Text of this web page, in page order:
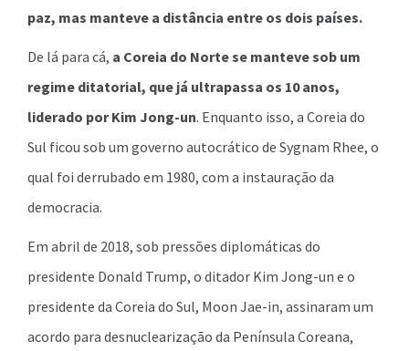
paz, mas manteve a distância entre os dois países.
De lá para cá, a Coreia do Norte se manteve sob um
regime ditatorial, que já ultrapassa os 10 anos,
liderado por Kim Jong-un. Enquanto isso, a Coreia do
Sul ficou sob um governo autocrático de Sygnam Rhee, o
qual foi derrubado em 1980, com a instauração da
democracia.
Em abril de 2018, sob pressões diplomáticas do
presidente Donald Trump, o ditador Kim Jong-un e o
presidente da Coreia do Sul, Moon Jae-in, assinaram um
acordo para desnuclearização da Península Coreana,